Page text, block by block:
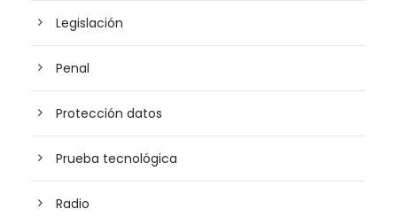
Legislación
Penal
Protección datos
Prueba tecnológica
Radio